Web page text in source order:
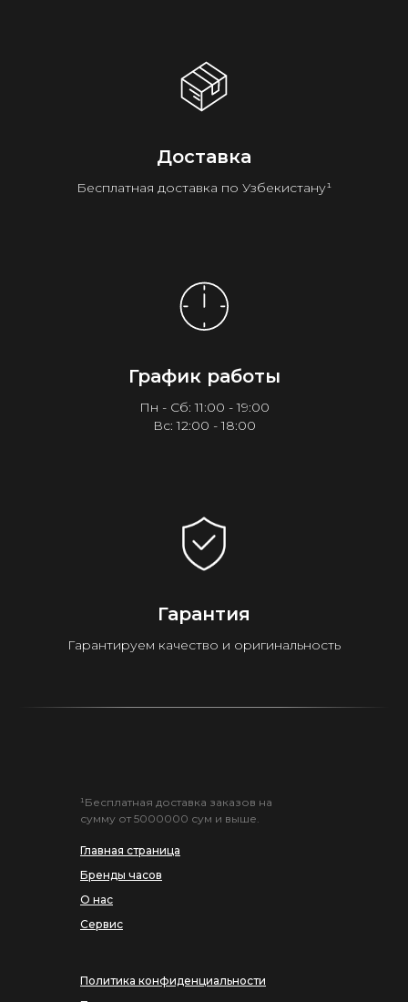
Доставка
Бесплатная доставка по Узбекистану¹
График работы
Пн - Сб: 11:00 - 19:00
Вс: 12:00 - 18:00
Гарантия
Гарантируем качество и оригинальность
Главная страница
Бренды часов
О нас
Сервис
¹Бесплатная доставка заказов на
сумму от 5000000 сум и выше.
Политика конфиденциальности